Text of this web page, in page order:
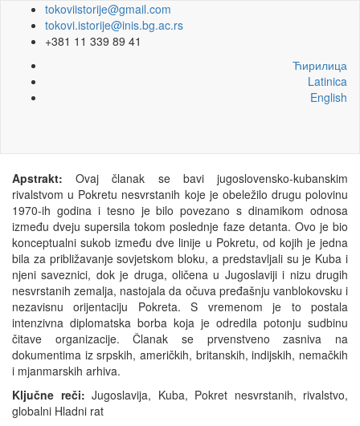
tokoviistorije@gmail.com
tokovi.istorije@inis.bg.ac.rs
+381 11 339 89 41
Ћирилица
Latinica
English
Apstrakt: Ovaj članak se bavi jugoslovensko-kubanskim
rivalstvom u Pokretu nesvrstanih koje je obeležilo drugu polovinu
1970-ih godina i tesno je bilo povezano s dinamikom odnosa
između dveju supersila tokom poslednje faze detanta. Ovo je bio
konceptualni sukob između dve linije u Pokretu, od kojih je jedna
bila za približavanje sovjetskom bloku, a predstavljali su je Kuba i
njeni saveznici, dok je druga, oličena u Jugoslaviji i nizu drugih
nesvrstanih zemalja, nastojala da očuva pređašnju vanblokovsku i
nezavisnu orijentaciju Pokreta. S vremenom je to postala
intenzivna diplomatska borba koja je odredila potonju sudbinu
čitave organizacije. Članak se prvenstveno zasniva na
dokumentima iz srpskih, američkih, britanskih, indijskih, nemačkih
i mjanmarskih arhiva.
Ključne reči: Jugoslavija, Kuba, Pokret nesvrstanih, rivalstvo,
globalni Hladni rat